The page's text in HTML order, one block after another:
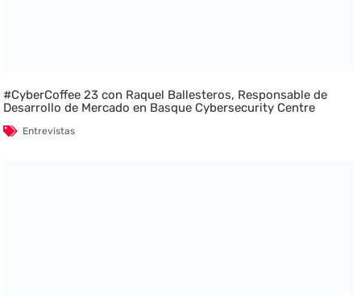
#CyberCoffee 23 con Raquel Ballesteros, Responsable de
Desarrollo de Mercado en Basque Cybersecurity Centre
Entrevistas